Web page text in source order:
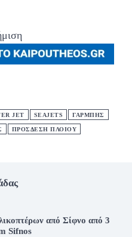
JET SEAJETS ΓΑΡΜΠΗΣ
ΠΡΟΣΔΕΣΗ ΠΛΟΙΟΥ
από Σίφνο από 3
Sifnos